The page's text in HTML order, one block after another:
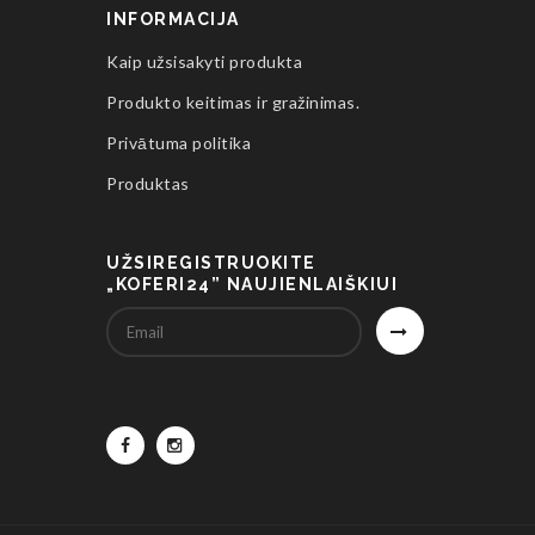
INFORMACIJA
Kaip užsisakyti produkta
Produkto keitimas ir gražinimas.
Privātuma politika
Produktas
UŽSIREGISTRUOKITE
„KOFERI24” NAUJIENLAIŠKIUI